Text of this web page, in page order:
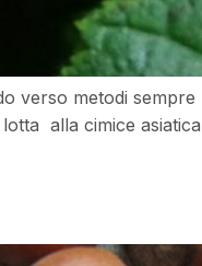
verso metodi
alla cimice